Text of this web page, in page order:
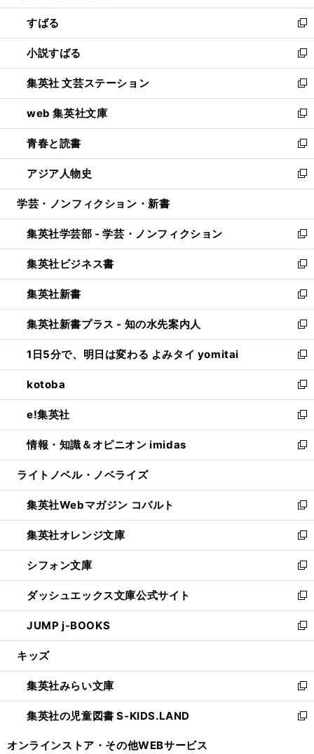
開
く
ウ
で
開
く
ン
ド
ウ
で
開
く
すばる
新
し
い
ウ
ィ
ン
ド
ウ
で
開
く
小説すばる
新
し
い
ウ
ィ
ン
ド
ウ
で
開
集英社 文芸ステーション
新
し
い
ウ
ィ
ン
ド
ウ
開
く
web 集英社文庫
新
し
い
ウ
ィ
ン
ウ
で
開
く
青春と読書
新
し
い
ウ
ン
ド
ウ
で
開
く
アジア人物史
新
し
ウ
ィ
ン
ド
ウ
で
開
く
学芸・ノンフィクション・新書
集英社学芸部 - 学芸・ノンフィクション
新
し
い
ウ
ィ
ン
ド
ウ
で
開
く
集英社ビジネス書
新
し
い
ウ
ィ
ン
ド
ウ
で
開
く
集英社新書
新
し
い
ウ
ィ
ン
ド
ウ
で
開
く
集英社新書プラス - 知の水先案内人
新
し
い
ウ
ィ
ン
ド
ウ
で
開
1日5分で、明日は変わる よみタイ yomitai
新
し
い
ウ
ィ
ン
ド
ウ
開
く
kotoba
新
し
い
ウ
ィ
ン
ウ
で
開
く
e!集英社
新
し
い
ウ
ン
ド
ウ
で
開
く
情報・知識＆オピニオン imidas
新
し
ウ
ィ
ン
ド
ウ
で
開
く
ライトノベル・ノベライズ
集英社Webマガジン コバルト
新
し
い
ウ
ィ
ン
ド
ウ
で
開
集英社オレンジ文庫
新
し
い
ウ
ィ
ン
ド
ウ
開
く
シフォン文庫
新
し
い
ウ
ィ
ン
ウ
で
開
く
ダッシュエックス文庫公式サイト
新
し
い
ウ
ン
ド
ウ
で
JUMP j-BOOKS
新
し
ウ
ィ
ン
ド
キッズ
集英社みらい文庫
新
し
い
集英社の児童図書 S-KIDS.LAND
新
オンラインストア・ その他WEBサービス